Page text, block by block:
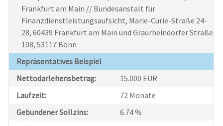
Frankfurt am Main // Bundesanstalt für
Finanzdienstleistungsaufsicht, Marie-Curie-Straße 24-
28, 60439 Frankfurt am Main und Graurheindorfer Straße
108, 53117 Bonn
Repräsentatives Beispiel
Nettodarlehensbetrag:
15.000 EUR
Laufzeit:
72 Monate
Gebundener Sollzins:
6.74 %